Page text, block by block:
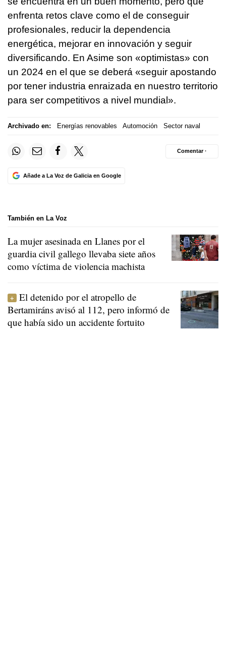
enfrenta retos clave como el de conseguir
profesionales, reducir la dependencia
energética, mejorar en innovación y seguir
diversificando. En Asime son «optimistas» con
un 2024 en el que se deberá «seguir apostando
por tener industria enraizada en nuestro territorio
para ser competitivos a nivel mundial».
Archivado en: Energías renovables Automoción Sector naval
Añade a La Voz de Galicia en Google
Comentar ·
También en La Voz
La mujer asesinada en Llanes por el
guardia civil gallego llevaba siete años
como víctima de violencia machista
El detenido por el atropello de
Bertamiráns avisó al 112, pero informó de
que había sido un accidente fortuito